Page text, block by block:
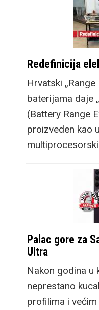
Redefinicija
Hrvatski
baterijama daje
(Battery Range
proizveden kao
Palac gore za
Ultra
Nakon godina u
neprestano
profilima i